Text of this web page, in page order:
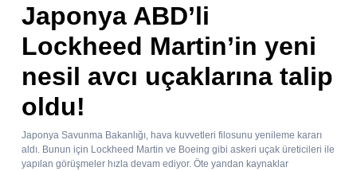
Japonya ABD’li
Lockheed Martin’in yeni
nesil avcı uçaklarına talip
oldu!
Japonya Savunma Bakanlığı, hava kuvvetleri filosunu yenileme kararı
aldı. Bunun için Lockheed Martin ve Boeing gibi askeri uçak üreticileri ile
yapılan görüşmeler hızla devam ediyor. Öte yandan kaynaklar